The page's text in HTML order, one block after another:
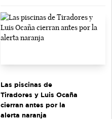
Las piscinas de
Tiradores y Luis Ocaña
cierran antes por la
alerta naranja